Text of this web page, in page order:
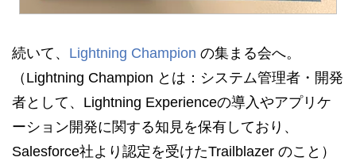
続いて、 Lightning Champion の集まる会へ。
（Lightning Champion とは：システム管理者・開発
者として、Lightning Experienceの導入やアプリケ
ーション開発に関する知見を保有しており、
Salesforce社より認定を受けたTrailblazer のこと）